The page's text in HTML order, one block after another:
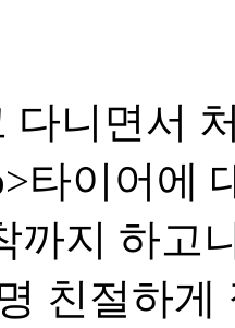
다니면서
타이어에
까지 하고
친절하